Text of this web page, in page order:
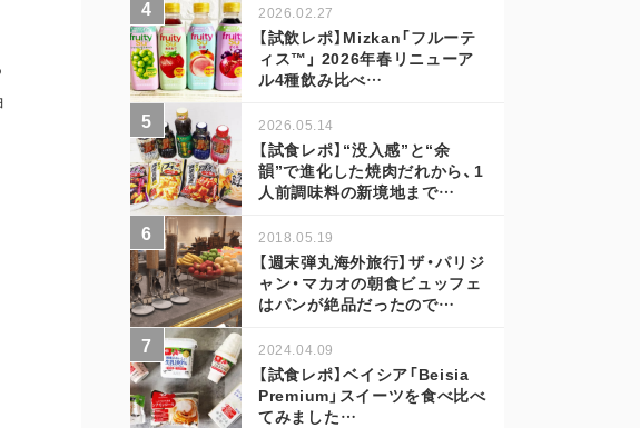
2026.02.27
【試飲レポ】Mizkan「フルーテ
ィス™」 2026年春リニューア
ル4種飲み比べ…
2026.05.14
【試食レポ】“没入感”と“余
韻”で進化した焼肉だれから、1
人前調味料の新境地まで…
2018.05.19
【週末弾丸海外旅行】ザ・パリジ
ャン・マカオの朝食ビュッフェ
はパンが絶品だったので…
2024.04.09
【試食レポ】ベイシア「Beisia
Premium」スイーツを食べ比べ
てみました…